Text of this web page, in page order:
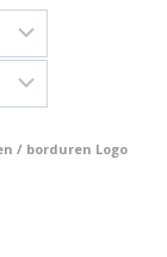
/ borduren Logo